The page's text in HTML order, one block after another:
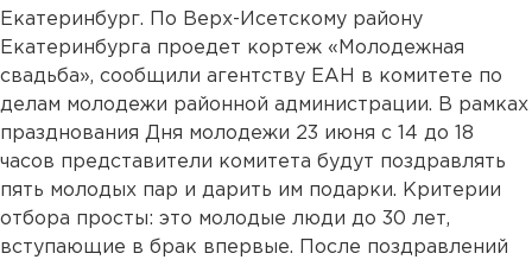
Екатеринбург. По Верх-Исетскому району
Екатеринбурга проедет кортеж «Молодежная
свадьба», сообщили агентству ЕАН в комитете по
делам молодежи районной администрации. В рамках
празднования Дня молодежи 23 июня с 14 до 18
часов представители комитета будут поздравлять
пять молодых пар и дарить им подарки. Критерии
отбора просты: это молодые люди до 30 лет,
вступающие в брак впервые. После поздравлений